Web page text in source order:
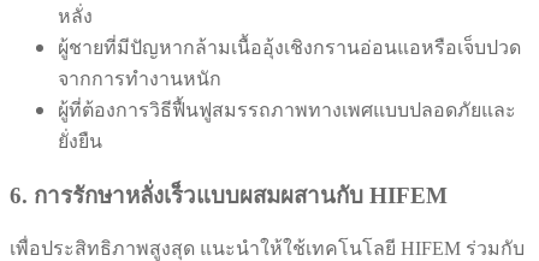
หลั่ง
ผู้ชายที่มีปัญหากล้ามเนื้ออุ้งเชิงกรานอ่อนแอหรือเจ็บปวด
จากการทำงานหนัก
ผู้ที่ต้องการวิธีฟื้นฟูสมรรถภาพทางเพศแบบปลอดภัยและ
ยั่งยืน
6. การรักษาหลั่งเร็วแบบผสมผสานกับ HIFEM
เพื่อประสิทธิภาพสูงสุด แนะนำให้ใช้เทคโนโลยี HIFEM ร่วมกับ